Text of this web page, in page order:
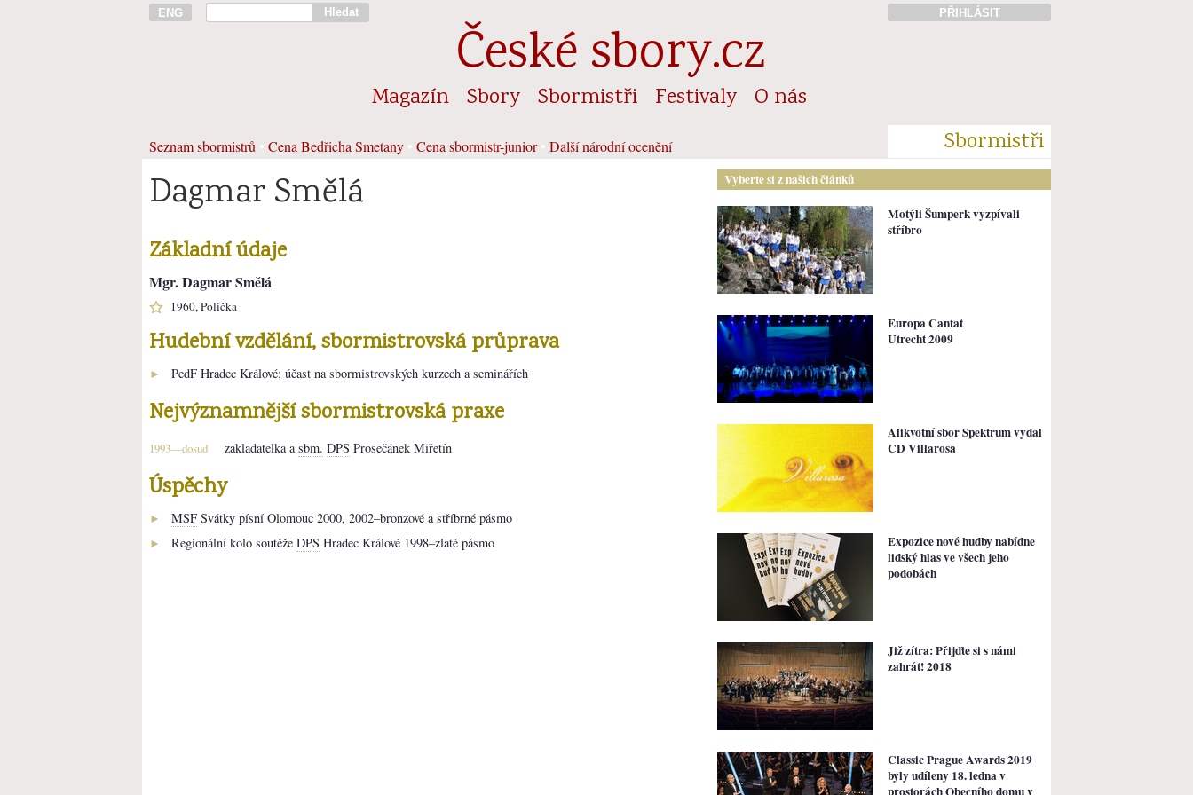
ENG Hledat PŘIHLÁSIT
České sbory.cz
Magazín Sbory Sbormistři Festivaly O nás
Seznam sbormistrů Cena Bedřicha Smetany Cena sbormistr-junior• Další národní ocenění Sbormistři
Dagmar Smělá
Základní údaje
Mgr. Dagmar Smělá
1960, Polička
Hudební vzdělání, sbormistrovská průprava
► PedF Hradec Králové; účast na sbormistrovských kurzech a seminářích
Nejvýznamnější sbormistrovská praxe
1993—dosud zakladatelka a sbm. DPS Prosečánek Miřetín
Úspěchy
► MSF Svátky písní Olomouc 2000, 2002–bronzové a stříbrné pásmo
► Regionální kolo soutěže DPS Hradec Králové 1998–zlaté pásmo
Vyberte si z našich článků
Motýli Šumperk vyzpívali
stříbro
Europa Cantat
Utrecht 2009
Alikvotní sbor Spektrum vydal
CD Villarosa
Expozice nové hudby nabídne
lidský hlas ve všech jeho
podobách
Již zítra: Přijďte si s námi
zahrát! 2018
Classic Prague Awards 2019
byly udíleny 18. ledna v
prostorách Obecního domu v